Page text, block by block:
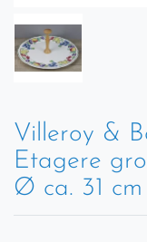
Villeroy &
Etagere
Ø ca. 31 cm